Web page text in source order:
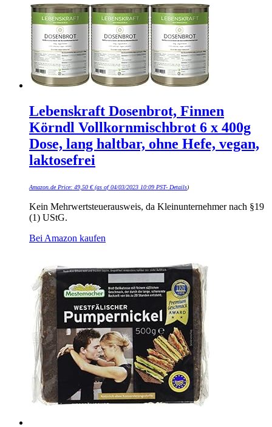
Lebenskraft Dosenbrot, Finnen
Körndl Vollkornmischbrot 6 x 400g
Dose, lang haltbar, ohne Hefe, vegan,
laktosefrei
Amazon.de Price: 49,50 €(as of 04/03/2023 10:09 PST- Details)
Kein Mehrwertsteuerausweis, da Kleinunternehmer nach §19
(1) UStG.
Bei Amazon kaufen